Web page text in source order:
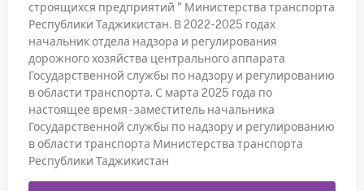
строящихся предприятий " Министерства транспорта
Республики Таджикистан. В 2022-2025 годах
начальник отдела надзора и регулирования
дорожного хозяйства центрального аппарата
Государственной службы по надзору и регулированию
в области транспорта. С марта 2025 года по
настоящее время - заместитель начальника
Государственной службы по надзору и регулированию
в области транспорта Министерства транспорта
Республики Таджикистан